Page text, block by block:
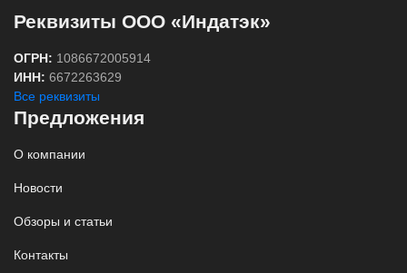
Реквизиты ООО «Индатэк»
ОГРН: 1086672005914
ИНН: 6672263629
Все реквизиты
Предложения
О компании
Новости
Обзоры и статьи
Контакты